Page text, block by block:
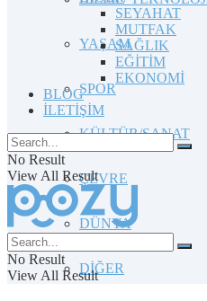
YAŞAM
SPOR
KÜLTÜR/SANAT
ÇEVRE
DÜNYA
DİĞER
SEYAHAT
MUTFAK
SAĞLIK
EĞİTİM
EKONOMİ
BLOG
İLETİŞİM
No Result
View All Result
No Result
View All Result